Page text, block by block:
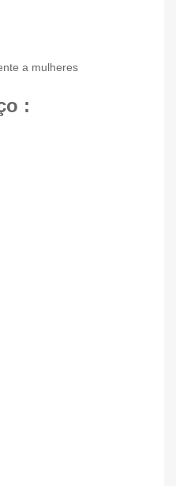
a mulheres
: